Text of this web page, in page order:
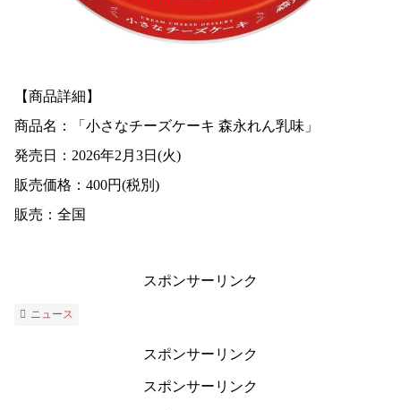
【商品詳細】
商品名：「小さなチーズケーキ 森永れん乳味」
発売日：2026年2月3日(火)
販売価格：400円(税別)
販売：全国
スポンサーリンク
ニュース
スポンサーリンク
スポンサーリンク